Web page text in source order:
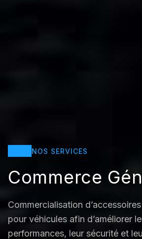
NOS SERVICES
Commerce
Commercialisation
pour véhicules afin d’améliorer
performances, leur sécurité et